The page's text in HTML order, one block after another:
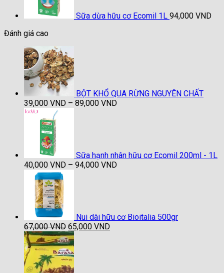
660,000 VND
Sữa dừa hữu cơ Ecomil 1L 94,000 VND
Đánh giá cao
BỘT KHỔ QUA RỪNG NGUYÊN CHẤT
39,000 VND – 89,000 VNDKhoảng
89,000 VND
Sữa hạnh nhân hữu cơ Ecomil 200ml - 1L
40,000 VND – 94,000 VNDKhoảng
94,000 VND
Nui dài hữu cơ Bioitalia 500gr
67,000VND Giá
gốc
là:
67,000 VND.
65,000 VNDGiá